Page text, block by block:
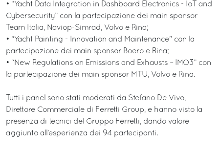
• “Yacht Data Integration in Dashboard Electronics - IoT and
Cybersecurity” con la partecipazione dei main sponsor
Team Italia, Naviop-Simrad, Volvo e Rina;
• “Yacht Painting - Innovation and Maintenance” con la
partecipazione dei main sponsor Boero e Rina;
• “New Regulations on Emissions and Exhausts – IMO3” con
la partecipazione dei main sponsor MTU, Volvo e Rina.
Tutti i panel sono stati moderati da Stefano De Vivo,
Direttore Commerciale di Ferretti Group, e hanno visto la
presenza di tecnici del Gruppo Ferretti, dando valore
aggiunto all’esperienza dei 94 partecipanti.